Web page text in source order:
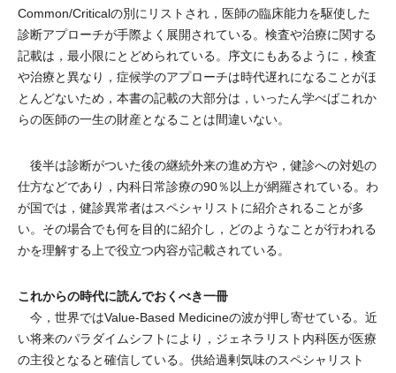
Common/Criticalの別にリストされ，医師の臨床能力を駆使した
診断アプローチが手際よく展開されている。検査や治療に関する
記載は，最小限にとどめられている。序文にもあるように，検査
や治療と異なり，症候学のアプローチは時代遅れになることがほ
とんどないため，本書の記載の大部分は，いったん学べばこれか
らの医師の一生の財産となることは間違いない。
後半は診断がついた後の継続外来の進め方や，健診への対処の
仕方などであり，内科日常診療の90％以上が網羅されている。わ
が国では，健診異常者はスペシャリストに紹介されることが多
い。その場合でも何を目的に紹介し，どのようなことが行われる
かを理解する上で役立つ内容が記載されている。
これからの時代に読んでおくべき一冊
今，世界ではValue-Based Medicineの波が押し寄せている。近
い将来のパラダイムシフトにより，ジェネラリスト内科医が医療
の主役となると確信している。供給過剰気味のスペシャリスト